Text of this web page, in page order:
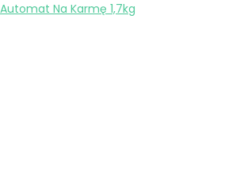
Na Karmę 1,7kg